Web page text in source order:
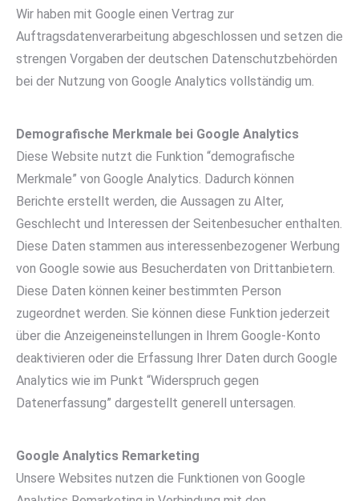
Wir haben mit Google einen Vertrag zur
Auftragsdatenverarbeitung abgeschlossen und setzen die
strengen Vorgaben der deutschen Datenschutzbehörden
bei der Nutzung von Google Analytics vollständig um.
Demografische Merkmale bei Google Analytics
Diese Website nutzt die Funktion “demografische
Merkmale” von Google Analytics. Dadurch können
Berichte erstellt werden, die Aussagen zu Alter,
Geschlecht und Interessen der Seitenbesucher enthalten.
Diese Daten stammen aus interessenbezogener Werbung
von Google sowie aus Besucherdaten von Drittanbietern.
Diese Daten können keiner bestimmten Person
zugeordnet werden. Sie können diese Funktion jederzeit
über die Anzeigeneinstellungen in Ihrem Google-Konto
deaktivieren oder die Erfassung Ihrer Daten durch Google
Analytics wie im Punkt “Widerspruch gegen
Datenerfassung” dargestellt generell untersagen.
Google Analytics Remarketing
Unsere Websites nutzen die Funktionen von Google